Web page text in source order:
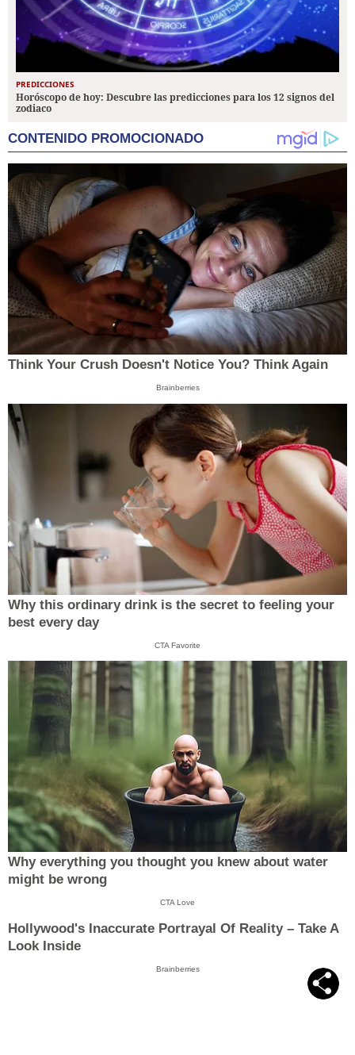
PREDICCIONES
Horóscopo de hoy: Descubre las predicciones para los 12 signos del
zodiaco
CONTENIDO PROMOCIONADO
Think Your Crush Doesn't Notice You? Think Again
Brainberries
Why this ordinary drink is the secret to feeling your
best every day
CTA Favorite
Why everything you thought you knew about water
might be wrong
CTA Love
Hollywood's Inaccurate Portrayal Of Reality – Take A
Look Inside
Brainberries